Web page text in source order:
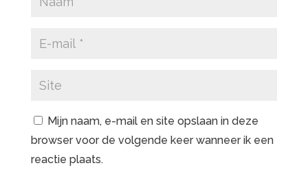
Mijn naam, e-mail en site opslaan in deze
browser voor de volgende keer wanneer ik een
reactie plaats.